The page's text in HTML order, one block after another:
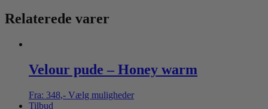
Relaterede varer
Velour pude – Honey warm
Fra: 348,- Vælg muligheder
Tilbud